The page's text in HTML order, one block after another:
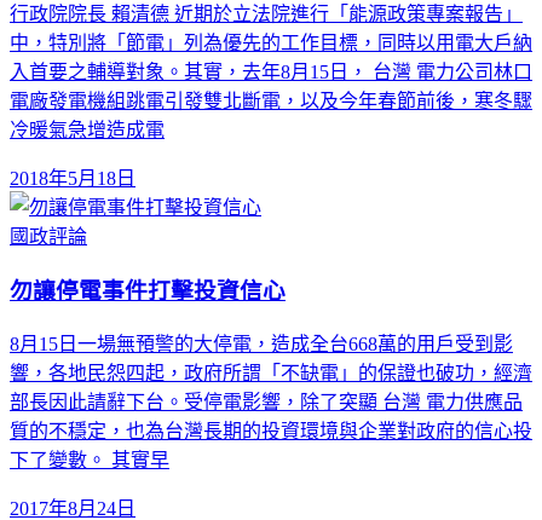
行政院院長 賴清德 近期於立法院進行「能源政策專案報告」
中，特別將「節電」列為優先的工作目標，同時以用電大戶納
入首要之輔導對象。其實，去年8月15日， 台灣 電力公司林口
電廠發電機組跳電引發雙北斷電，以及今年春節前後，寒冬驟
冷暖氣急增造成電
2018年5月18日
國政評論
勿讓停電事件打擊投資信心
8月15日一場無預警的大停電，造成全台668萬的用戶受到影
響，各地民怨四起，政府所謂「不缺電」的保證也破功，經濟
部長因此請辭下台。受停電影響，除了突顯 台灣 電力供應品
質的不穩定，也為台灣長期的投資環境與企業對政府的信心投
下了變數。 其實早
2017年8月24日